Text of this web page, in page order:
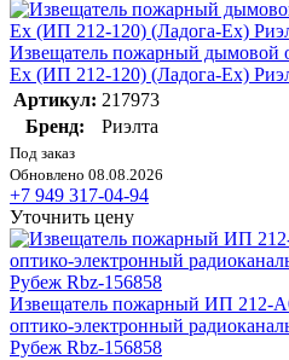
Извещатель пожарный
Ex (ИП 212-120) (Ладога-Ex)
Артикул: 217973
Бренд:
Риэлта
Под заказ
Обновлено 08.08.2026
+7 949 317-04-94
Уточнить цену
Извещатель пожарный ИП 212-
оптико-электронный
Рубеж Rbz-156858